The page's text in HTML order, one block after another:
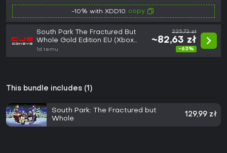
-10% with XDD10 copy
South Park The Fractured But
Whole Gold Edition EU (Xbox
One/Series) (Europe)
1d temu
225,72 zł
~82,63 zł
-63%
This bundle includes (1)
South Park: The Fractured but
Whole
129,99 zł